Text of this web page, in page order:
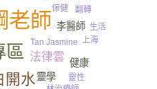
老師
區
開水
法律雲
李醫師
靈學
健康
Tan Jasmine
保健
上海
翻轉
生活
靈性